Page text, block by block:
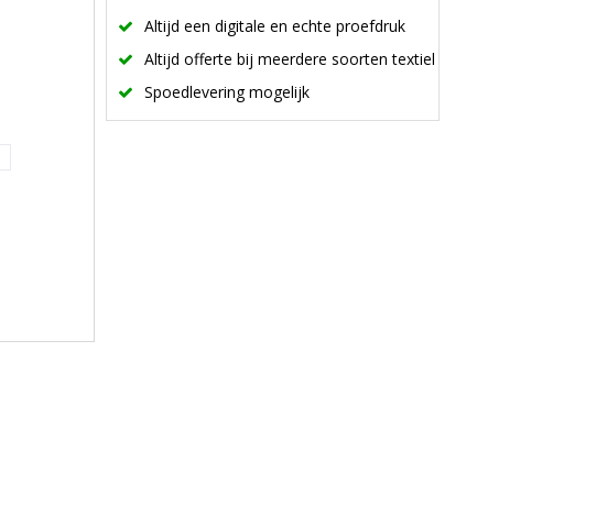
Altijd een digitale en echte proefdruk
Altijd offerte bij meerdere soorten textiel
Spoedlevering mogelijk